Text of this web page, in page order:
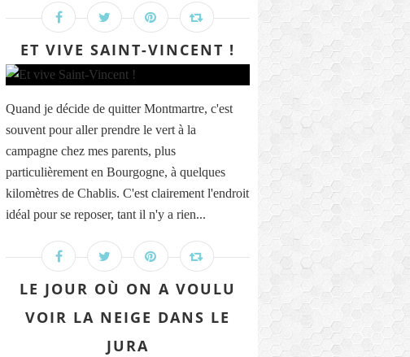
ET VIVE SAINT-VINCENT !
Quand je décide de quitter Montmartre, c'est
souvent pour aller prendre le vert à la
campagne chez mes parents, plus
particulièrement en Bourgogne, à quelques
kilomètres de Chablis. C'est clairement l'endroit
idéal pour se reposer, tant il n'y a rien...
LE JOUR OÙ ON A VOULU
VOIR LA NEIGE DANS LE
JURA